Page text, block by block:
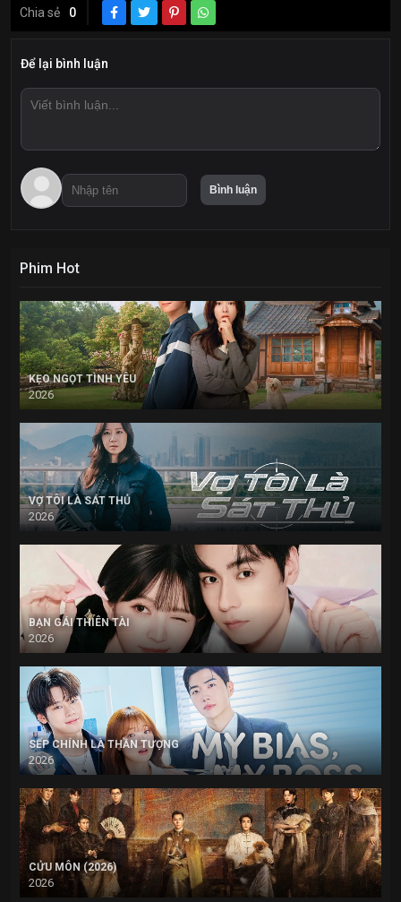
Chia sẻ 0
Để lại bình luận
Phim Hot
KẸO NGỌT TÌNH YÊU
2026
VỢ TÔI LÀ SÁT THỦ
2026
BẠN GÁI THIÊN TÀI
2026
SẾP CHÍNH LÀ THẦN TƯỢNG
2026
CỬU MÔN (2026)
2026